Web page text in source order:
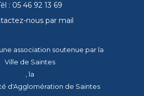
: 05 46 92 13 69
nous par mail
association soutenue par la
Ville de Saintes
, la
d'Agglomération de Saintes